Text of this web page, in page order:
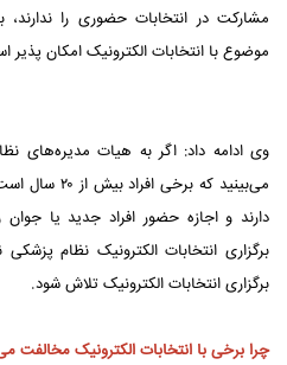
مشارکت در انتخابات حضوری را ندارند،
موضوع با انتخابات الکترونیک امکان پذیر
وی ادامه داد: اگر به هیات مدیره‌های
می‌بینید که
دارند و اجازه حضور افراد جدید یا جوان
برگزاری انتخابات الکترونیک نظام
برگزاری انتخابات الکترونیک تلاش شود.
چرا برخی با انتخابات الکترونیک مخالفت